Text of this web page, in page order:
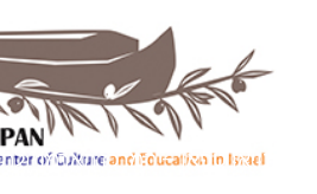
נויאן טפאן – המרכז הארמני